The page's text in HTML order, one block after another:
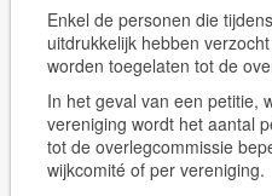
Enkel de personen die
uitdrukkelijk hebben
worden toegelaten tot de
In het geval van een petitie,
vereniging wordt het aantal
tot de overlegcommissie
wijkcomité of per vereniging.